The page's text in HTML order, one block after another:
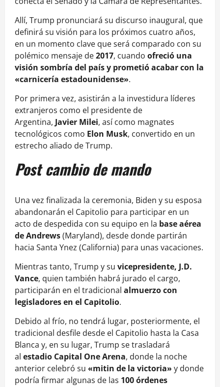
Allí, Trump pronunciará su discurso inaugural, que
definirá su visión para los próximos cuatro años,
en un momento clave que será comparado con su
polémico mensaje de2017, cuando ofreció una
visión sombría del país y prometió acabar con la
«carnicería estadounidense».
Por primera vez, asistirán a la investidura líderes
extranjeros como el presidente de
Argentina, Javier Milei, así como magnates
tecnológicos como Elon Musk, convertido en un
estrecho aliado de Trump.
Post cambio de mando
Una vez finalizada la ceremonia, Biden y su esposa
abandonarán el Capitolio para participar en un
acto de despedida con su equipo en la base aérea
de Andrews(Maryland), desde donde partirán
hacia Santa Ynez (California) para unas vacaciones.
Mientras tanto, Trump y su vicepresidente, J.D.
Vance, quien también habrá jurado el cargo,
participarán en el tradicional almuerzo con
legisladores en el Capitolio.
Debido al frío, no tendrá lugar, posteriormente, el
tradicional desfile desde el Capitolio hasta la Casa
Blanca y, en su lugar, Trump se trasladará
al estadio Capital One Arena, donde la noche
anterior celebró su «mitin de la victoria» y donde
podría firmar algunas de las 100 órdenes